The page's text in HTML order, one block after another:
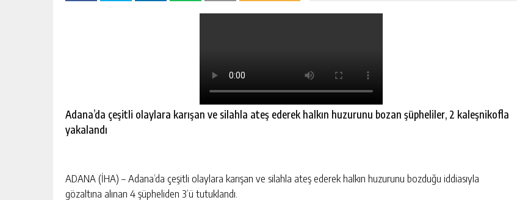
Adana’da çeşitli olaylara karışan ve silahla ateş ederek halkın huzurunu bozan şüpheliler, 2 kaleşnikofla
yakalandı
ADANA (İHA) – Adana’da çeşitli olaylara karışan ve silahla ateş ederek halkın huzurunu bozduğu iddiasıyla
gözaltına alınan 4 şüpheliden 3’ü tutuklandı.